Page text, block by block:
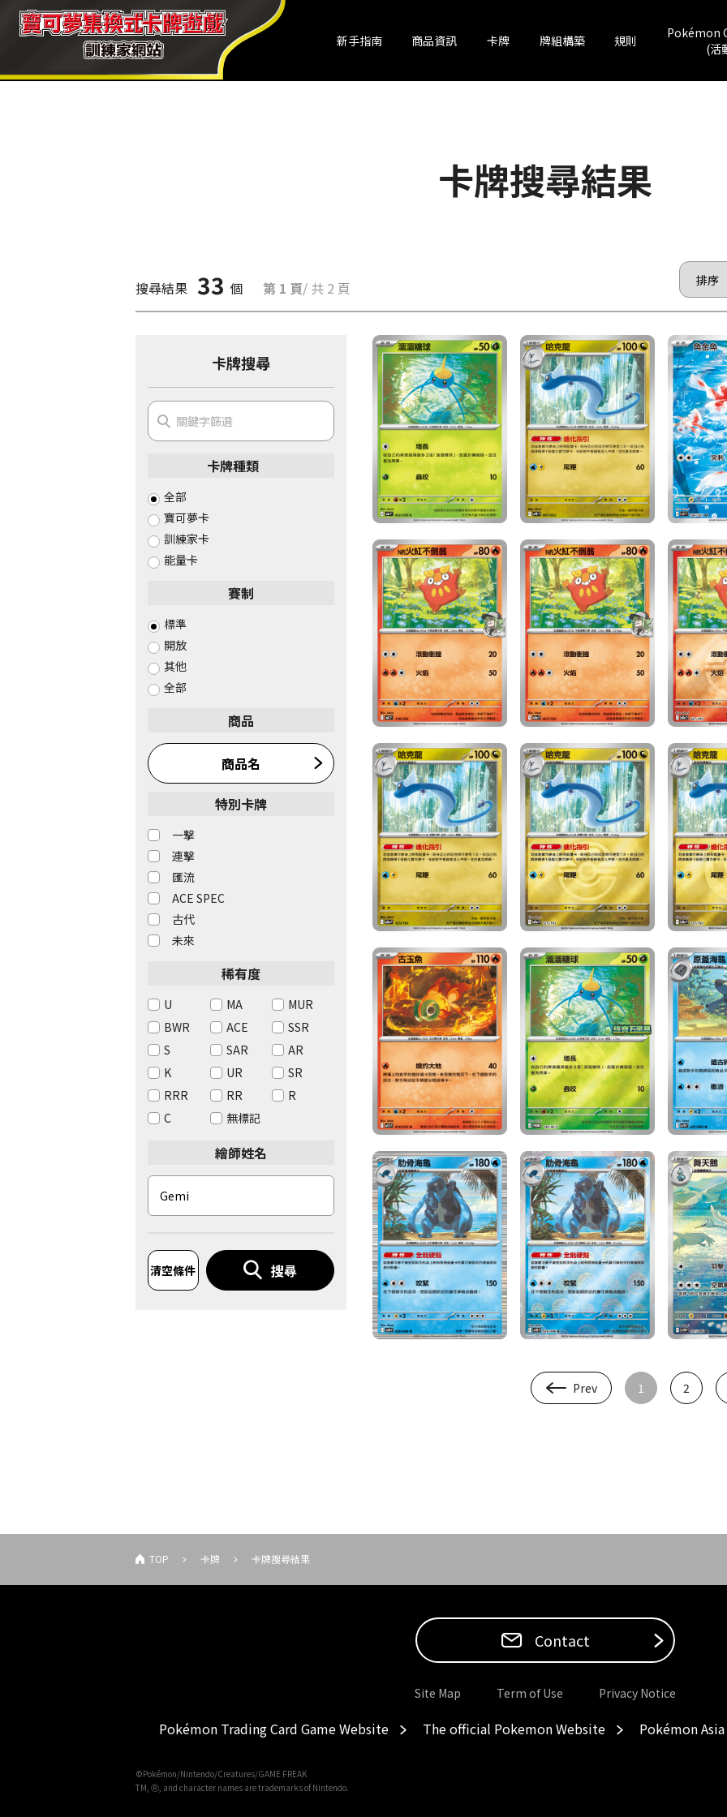
新手指南 商品資訊 卡牌 牌組構築 規則
Pokémon
(活
卡牌搜尋結果
搜尋結果 33 個 第 1 頁/ 共 2 頁
卡牌搜尋
卡牌種類
全部
寶可夢卡
訓練家卡
能量卡
賽制
標準
開放
其他
全部
商品
商品名
特別卡牌
一擊
連擊
匯流
ACE SPEC
古代
未來
稀有度
U MA
MUR
BWR
ACE
SSR
S
SAR
AR
K
UR
SR
RRR
RR
R
C
無標記
繪師姓名
清空條件 搜尋
Prev 1 2
TOP 卡牌 卡牌搜尋結果
Contact
Site Map Term of Use Privacy Notice
Pokémon Trading Card Game Website The official Pokemon Website Pokémon
©Pokémon/Nintendo/Creatures/GAME FREAK
TM, Ⓡ, and character names are trademarks of Nintendo.